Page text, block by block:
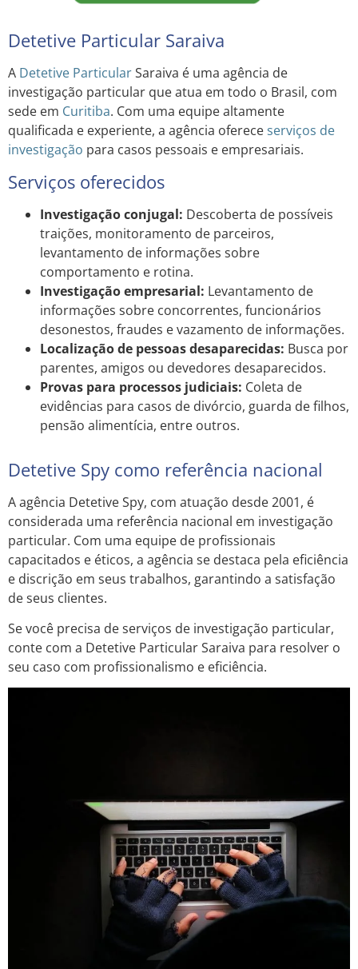
Detetive Particular Saraiva
A Detetive ParticularSaraiva é uma agência de
investigação particular que atua em todo o Brasil, com
sede em Curitiba. Com uma equipe altamente
qualificada e experiente, a agência ofereceserviços de
investigação para casos pessoais e empresariais.
Serviços oferecidos
Investigação conjugal: Descoberta de possíveis
traições, monitoramento de parceiros,
levantamento de informações sobre
comportamento e rotina.
Investigação empresarial: Levantamento de
informações sobre concorrentes, funcionários
desonestos, fraudes e vazamento de informações.
Localização de pessoas desaparecidas: Busca por
parentes, amigos ou devedores desaparecidos.
Provas para processos judiciais: Coleta de
evidências para casos de divórcio, guarda de filhos,
pensão alimentícia, entre outros.
Detetive Spy como referência nacional
A agência Detetive Spy, com atuação desde 2001, é
considerada uma referência nacional em investigação
particular. Com uma equipe de profissionais
capacitados e éticos, a agência se destaca pela eficiência
e discrição em seus trabalhos, garantindo a satisfação
de seus clientes.
Se você precisa de serviços de investigação particular,
conte com a Detetive Particular Saraiva para resolver o
seu caso com profissionalismo e eficiência.